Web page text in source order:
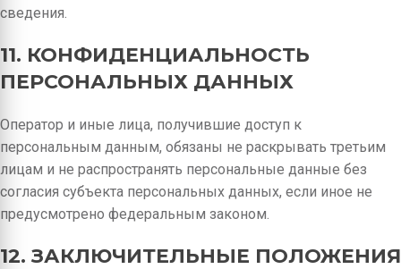
сведения.
11. КОНФИДЕНЦИАЛЬНОСТЬ
ПЕРСОНАЛЬНЫХ ДАННЫХ
Оператор и иные лица, получившие доступ к
персональным данным, обязаны не раскрывать третьим
лицам и не распространять персональные данные без
согласия субъекта персональных данных, если иное не
предусмотрено федеральным законом.
12. ЗАКЛЮЧИТЕЛЬНЫЕ ПОЛОЖЕНИЯ